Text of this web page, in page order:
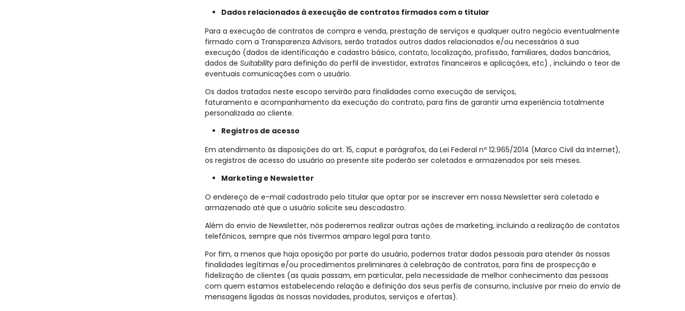
Dados relacionados à execução de contratos firmados com o titular
Para a execução de contratos de compra e venda, prestação de serviços e qualquer outro negócio eventualmente
firmado com a Transparenza Advisors, serão tratados outros dados relacionados e/ou necessários à sua
execução (dados de identificação e cadastro básico, contato, localização, profissão, familiares, dados bancários,
dados de Suitability para definição do perfil de investidor, extratos financeiros e aplicações, etc) , incluindo o teor de
eventuais comunicações com o usuário.
Os dados tratados neste escopo servirão para finalidades como execução de serviços,
faturamento e acompanhamento da execução do contrato, para fins de garantir uma experiência totalmente
personalizada ao cliente.
Registros de acesso
Em atendimento às disposições do art. 15, caput e parágrafos, da Lei Federal nº 12.965/2014 (Marco Civil da Internet),
os registros de acesso do usuário ao presente site poderão ser coletados e armazenados por seis meses.
Marketing e Newsletter
O endereço de e-mail cadastrado pelo titular que optar por se inscrever em nossa Newsletter será coletado e
armazenado até que o usuário solicite seu descadastro.
Além do envio de Newsletter, nós poderemos realizar outras ações de marketing, incluindo a realização de contatos
telefônicos, sempre que nós tivermos amparo legal para tanto.
Por fim, a menos que haja oposição por parte do usuário, podemos tratar dados pessoais para atender às nossas
finalidades legítimas e/ou procedimentos preliminares à celebração de contratos, para fins de prospecção e
fidelização de clientes (as quais passam, em particular, pela necessidade de melhor conhecimento das pessoas
com quem estamos estabelecendo relação e definição dos seus perfis de consumo, inclusive por meio do envio de
mensagens ligadas às nossas novidades, produtos, serviços e ofertas).